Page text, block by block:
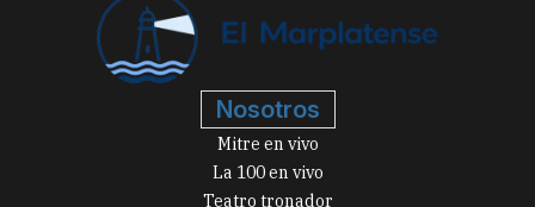
Nosotros
Mitre en vivo
La 100 en vivo
Teatro tronador